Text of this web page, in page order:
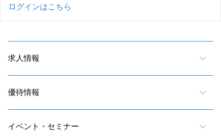
ログインはこちら
求人情報
優待情報
イベント・セミナー